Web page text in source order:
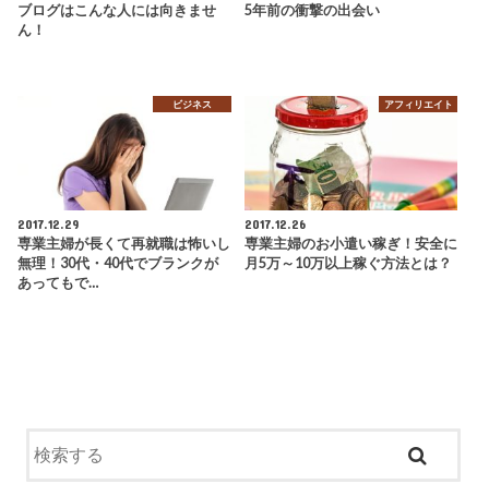
ブログはこんな人には向きませ
ん！
5年前の衝撃の出会い
ビジネス
2017.12.29
専業主婦が長くて再就職は怖いし
無理！30代・40代でブランクが
あってもで…
アフィリエイト
2017.12.26
専業主婦のお小遣い稼ぎ！安全に
月5万～10万以上稼ぐ方法とは？